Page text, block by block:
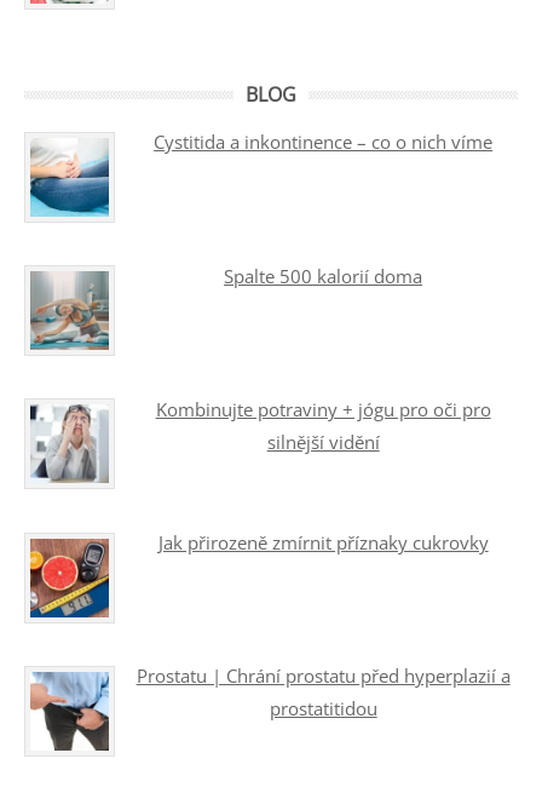
BLOG
Cystitida a inkontinence – co o nich víme
Spalte 500 kalorií doma
Kombinujte potraviny + jógu pro oči pro
silnější vidění
Jak přirozeně zmírnit příznaky cukrovky
Prostatu | Chrání prostatu před hyperplazií a
prostatitidou